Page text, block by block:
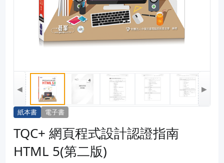
◀ ▶
紙本書 電子書
TQC+ 網頁程式設計認證指南
HTML 5(第二版)